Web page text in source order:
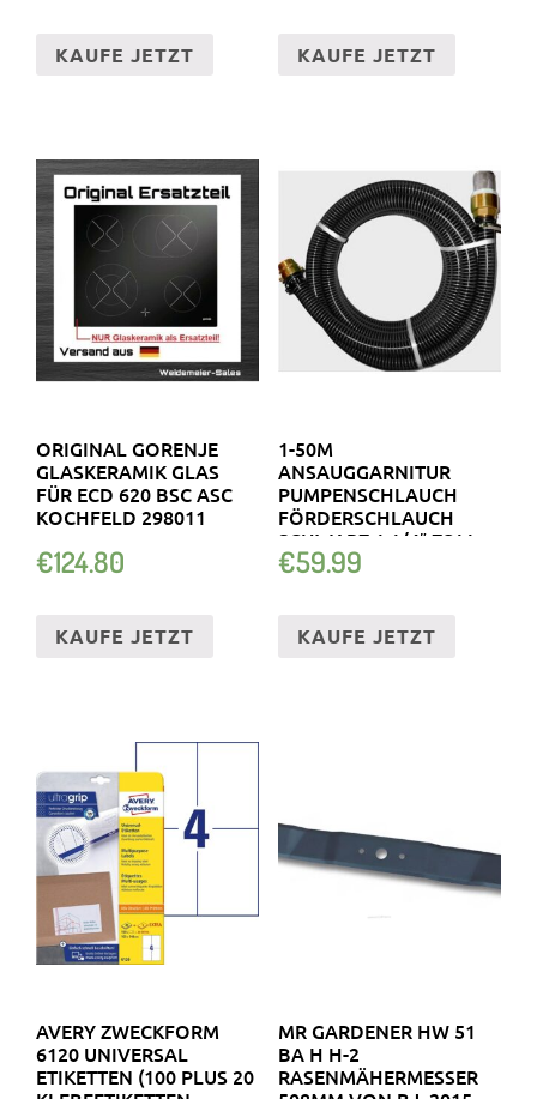
KAUFE JETZT KAUFE JETZT
ORIGINAL GORENJE
GLASKERAMIK GLAS
FÜR ECD 620 BSC ASC
KOCHFELD 298011
€124.80
KAUFE JETZT
1-50M
ANSAUGGARNITUR
PUMPENSCHLAUCH
FÖRDERSCHLAUCH
SCHWARZ 1 1/4″ ZOLL
SPIRALSCHLA…
€59.99
KAUFE JETZT
AVERY ZWECKFORM
6120 UNIVERSAL
ETIKETTEN (100 PLUS 20
MR GARDENER HW 51
BA H H-2
RASENMÄHERMESSER